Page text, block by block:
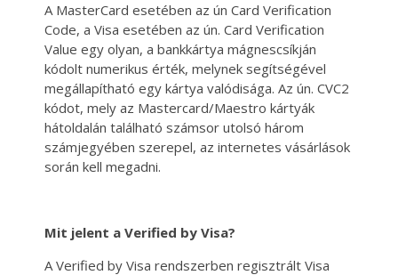
A MasterCard esetében az ún Card Verification
Code, a Visa esetében az ún. Card Verification
Value egy olyan, a bankkártya mágnescsíkján
kódolt numerikus érték, melynek segítségével
megállapítható egy kártya valódisága. Az ún. CVC2
kódot, mely az Mastercard/Maestro kártyák
hátoldalán található számsor utolsó három
számjegyében szerepel, az internetes vásárlások
során kell megadni.
Mit jelent a Verified by Visa?
A Verified by Visa rendszerben regisztrált Visa